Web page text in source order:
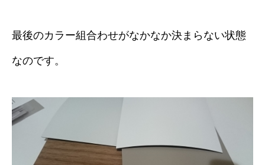
最後のカラー組合わせがなかなか決まらない状態
なのです。